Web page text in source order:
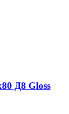
Д8 Gloss